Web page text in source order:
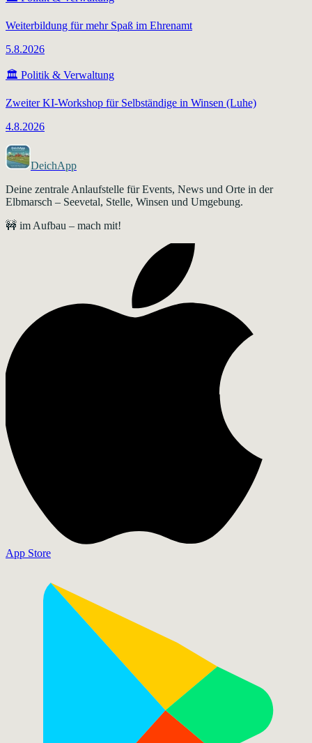
Weiterbildung für mehr Spaß im Ehrenamt
5.8.2026
🏛️ Politik & Verwaltung
Zweiter KI-Workshop für Selbständige in Winsen (Luhe)
4.8.2026
DeichApp
Deine zentrale Anlaufstelle für Events, News und Orte in der
Elbmarsch – Seevetal, Stelle, Winsen und Umgebung.
🚧 im Aufbau – mach mit!
App Store